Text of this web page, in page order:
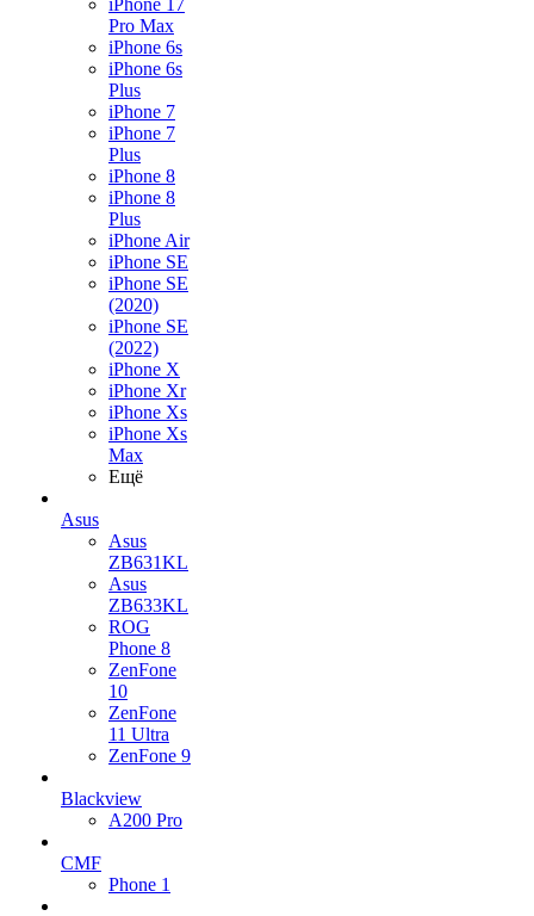
iPhone 17
Pro Max
iPhone 6s
iPhone 6s
Plus
iPhone 7
iPhone 7
Plus
iPhone 8
iPhone 8
Plus
iPhone Air
iPhone SE
iPhone SE
(2020)
iPhone SE
(2022)
iPhone X
iPhone Xr
iPhone Xs
iPhone Xs
Max
Ещё
Asus
Asus
ZB631KL
Asus
ZB633KL
ROG
Phone 8
ZenFone
10
ZenFone
11 Ultra
ZenFone 9
Blackview
A200 Pro
CMF
Phone 1